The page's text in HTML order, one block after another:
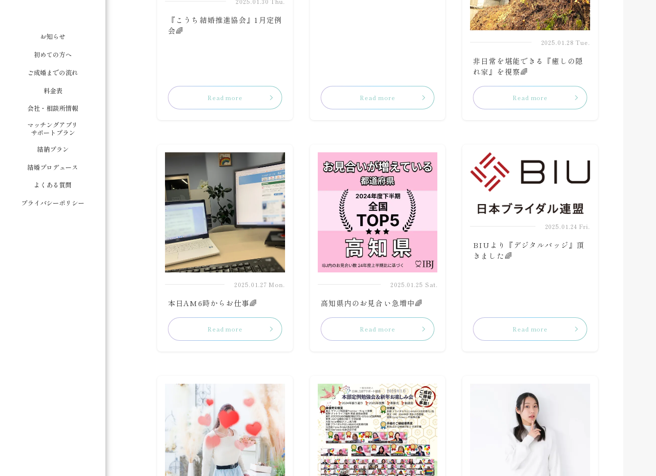
お知らせ
初めての方へ
ご成婚までの流れ
料金表
会社・相談所情報
マッチングアプリ
サポートプラン
結納プラン
結婚プロデュース
よくある質問
プライバシーポリシー
『こうち結婚推進協会』1月定例
会🌈
Read more Read more
2025.01.28 Tue.
非日常を堪能できる『癒しの隠
れ家』を視察🌈
Read more
2025.01.27 Mon.
本日AM6時からお仕事🌈
Read more
2025.01.25 Sat.
高知県内のお見合い急増中🌈
Read more
2025.01.24 Fri.
BIUより『デジタルバッジ』頂
きました🌈
Read more